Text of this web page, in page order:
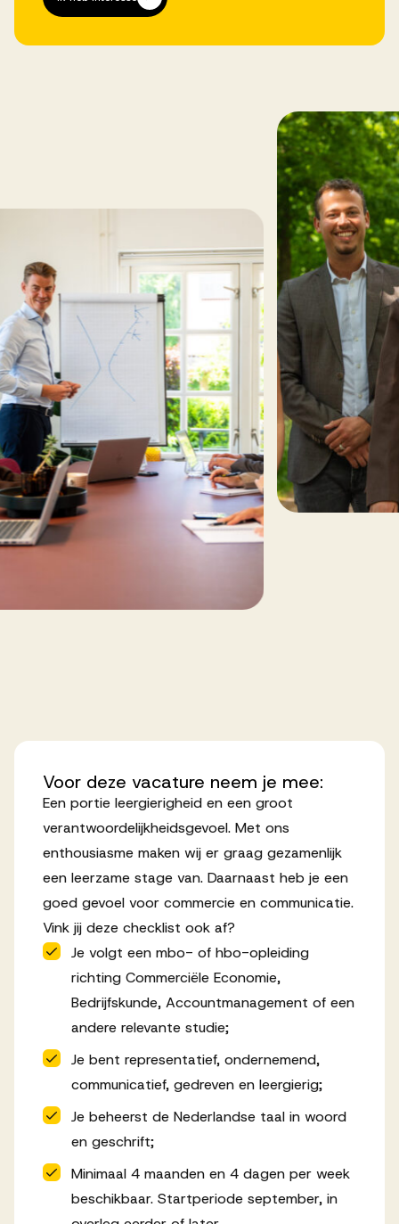
Voor deze vacature neem je mee:
Een portie leergierigheid en een groot
verantwoordelijkheidsgevoel. Met ons
enthousiasme maken wij er graag gezamenlijk
een leerzame stage van. Daarnaast heb je een
goed gevoel voor commercie en communicatie.
Vink jij deze checklist ook af?
Je volgt een mbo- of hbo-opleiding
richting Commerciële Economie,
Bedrijfskunde, Accountmanagement of een
andere relevante studie;
Je bent representatief, ondernemend,
communicatief, gedreven en leergierig;
Je beheerst de Nederlandse taal in woord
en geschrift;
Minimaal 4 maanden en 4 dagen per week
beschikbaar. Startperiode september, in